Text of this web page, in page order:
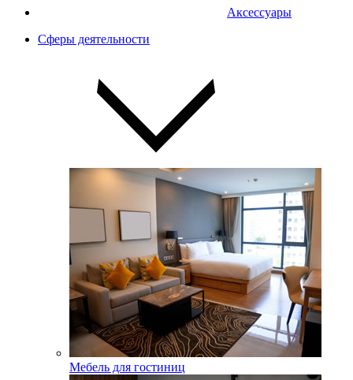
Аксессуары
Сферы деятельности
Мебель для гостиниц